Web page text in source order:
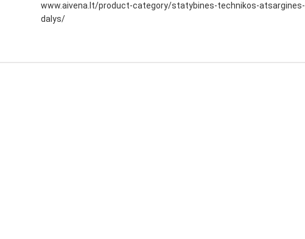
www.aivena.lt/product-category/statybines-technikos-atsargines-
dalys/